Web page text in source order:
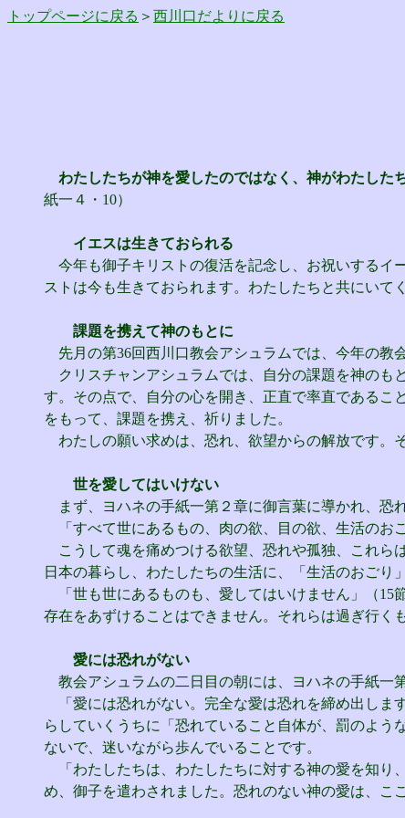
トップページに戻る ＞ 西川口だよりに戻る
わたしたちが神を愛したのではなく、神がわたした
紙一４・10）
イエスは生きておられる
今年も御子キリストの復活を記念し、お祝いするイ
ストは今も生きておられます。わたしたちと共にいて
課題を携えて神のもとに
先月の第36回西川口教会アシュラムでは、今年の教
クリスチャンアシュラムでは、自分の課題を神のも
す。その点で、自分の心を開き、正直で率直であるこ
をもって、課題を携え、祈りました。
わたしの願い求めは、恐れ、欲望からの解放です。
世を愛してはいけない
まず、ヨハネの手紙一第２章に御言葉に導かれ、恐
「すべて世にあるもの、肉の欲、目の欲、生活のお
こうして魂を痛めつける欲望、恐れや孤独、これら
日本の暮らし、わたしたちの生活に、「生活のおごり
「世も世にあるものも、愛してはいけません」（15
存在をあずけることはできません。それらは過ぎ行く
愛には恐れがない
教会アシュラムの二日目の朝には、ヨハネの手紙一
「愛には恐れがない。完全な愛は恐れを締め出しま
らしていくうちに「恐れていること自体が、罰のよ
ないで、迷いながら歩んでいることです。
「わたしたちは、わたしたちに対する神の愛を知り
め、御子を遣わされました。恐れのない神の愛は、こ